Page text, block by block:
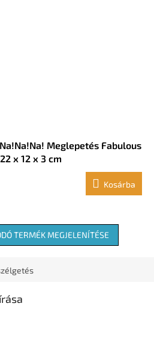
Meglepetés Fabulous
x 12 x 3 cm
Kosárba
TERMÉK MEGJELENÍTÉSE